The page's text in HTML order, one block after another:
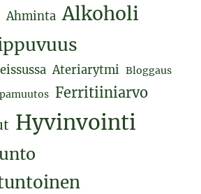
Ahminta Alkoholi
Ateriarytmi Bloggaus
Ferritiiniarvo
Hyvinvointi